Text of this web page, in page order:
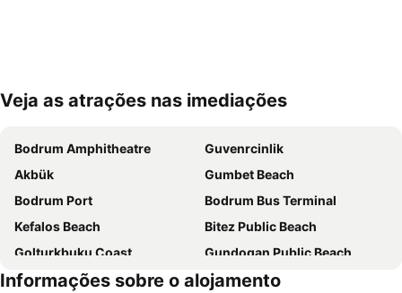
Ampliar mapa
Veja as atrações nas imediações
Bodrum Amphitheatre
Guvenrcinlik
Akbük
Gumbet Beach
Bodrum Port
Bodrum Bus Terminal
Kefalos Beach
Bitez Public Beach
Golturkbuku Coast
Gundogan Public Beach
Platane des Hippokrates
Marina Yacht Club
Informações sobre o alojamento